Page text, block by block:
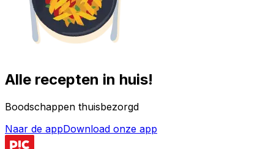
Alle recepten in huis!
Boodschappen thuisbezorgd
Naar de appDownload onze app